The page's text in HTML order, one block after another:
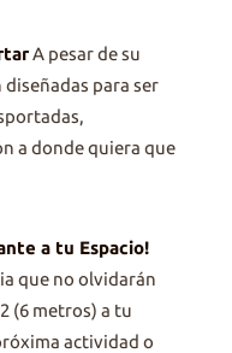
A pesar de su
para ser
a donde quiera que
a tu Espacio!
que no olvidarán
(6 metros) a tu
actividad o